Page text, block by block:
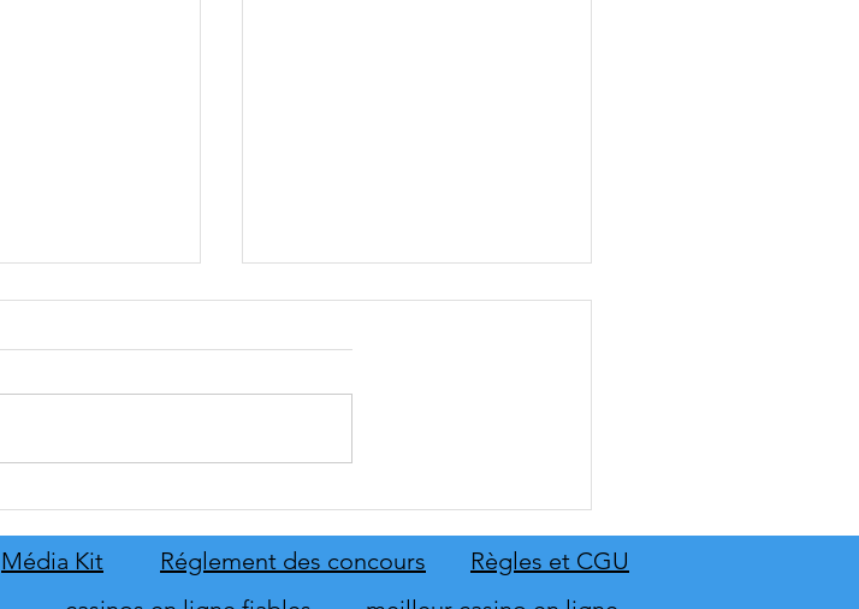
de son extension Homme
d'honneur
Média Kit Règles et CGU
Réglement des concours